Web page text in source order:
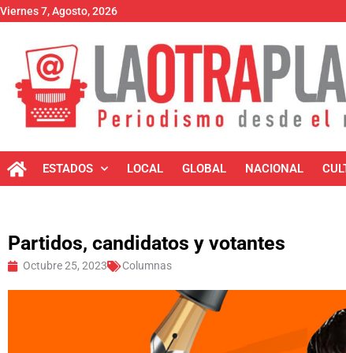
Viernes 7, Agosto, 2026
ESTADOS LOCAL GLOBAL NACIONAL
Partidos, candidatos y votantes
Octubre 25, 2023 Columnas